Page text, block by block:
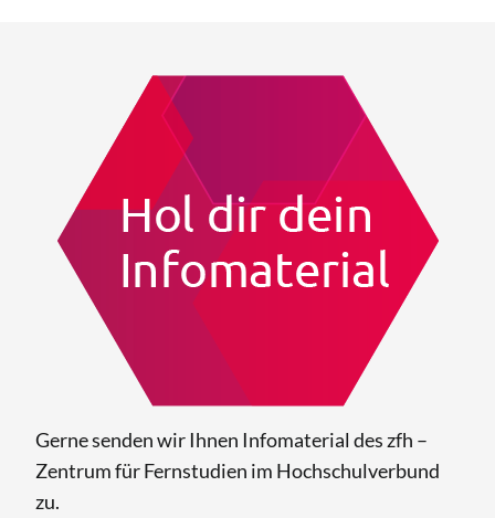
Gerne senden wir Ihnen Infomaterial des zfh –
Zentrum für Fernstudien im Hochschulverbund
zu.